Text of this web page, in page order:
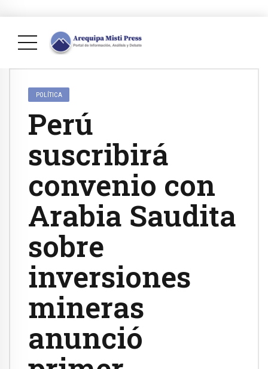
POLÍTICA
Perú
suscribirá
convenio con
Arabia Saudita
sobre
inversiones
mineras
anunció